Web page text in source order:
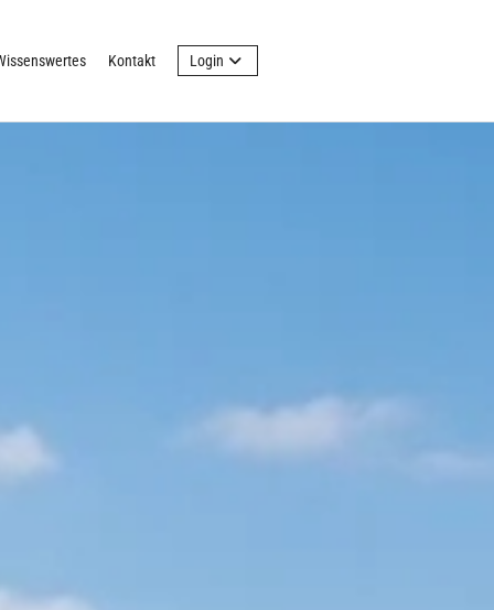
Kontakt Login